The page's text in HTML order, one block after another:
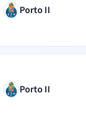
Porto II
Porto II